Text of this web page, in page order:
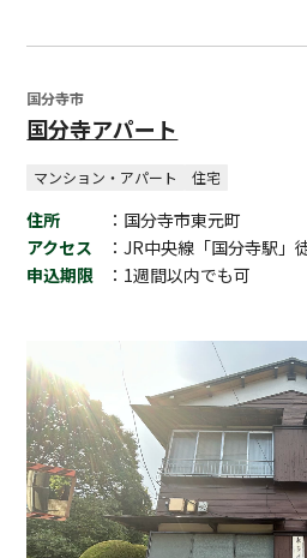
国分寺市
国分寺アパート
マンション・アパート 住宅
住所
：国分寺市東元町
アクセス
：JR中央線「国分寺駅」
申込期限
：1週間以内でも可